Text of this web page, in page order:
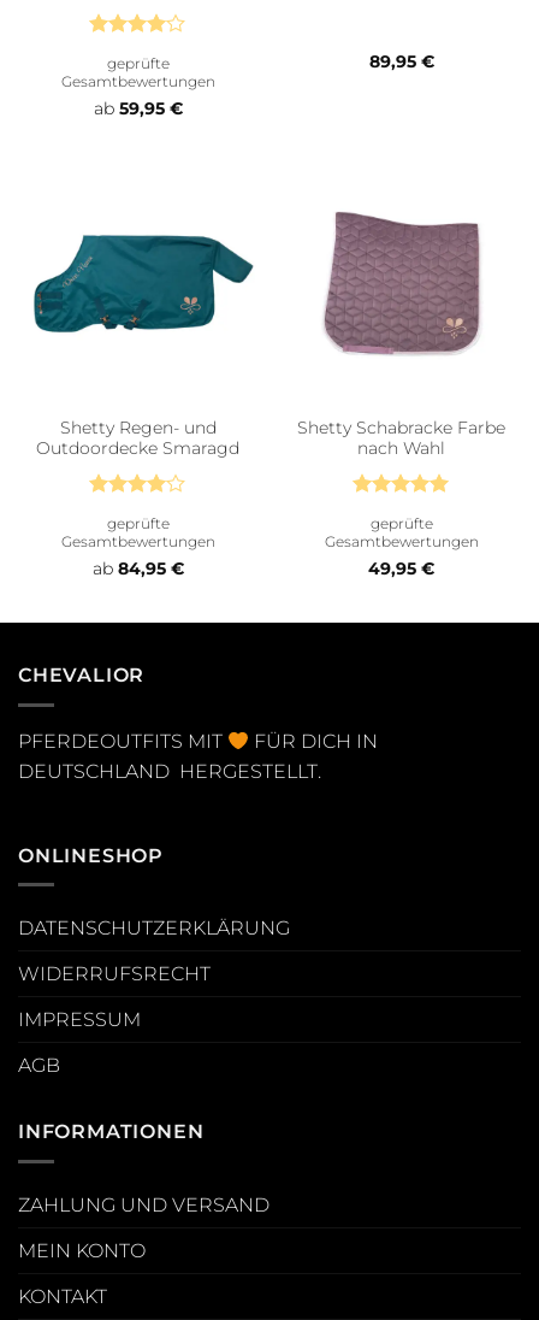
mit4
von 5
geprüfte
Gesamtbewertungen
ab 59,95 €
89,95 €
Shetty Regen- und
Outdoordecke Smaragd
mit4
von 5
geprüfte
Gesamtbewertungen
ab 84,95 €
Shetty Schabracke Farbe
nach Wahl
mit5von
5
geprüfte
Gesamtbewertungen
49,95 €
CHEVALIOR
PFERDEOUTFITS MIT
FÜR DICH IN
DEUTSCHLAND HERGESTELLT.
ONLINESHOP
DATENSCHUTZERKLÄRUNG
WIDERRUFSRECHT
IMPRESSUM
AGB
INFORMATIONEN
ZAHLUNG UND VERSAND
MEIN KONTO
KONTAKT